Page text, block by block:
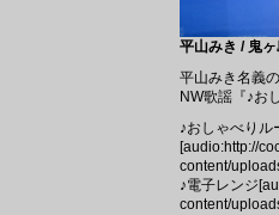
平山みき / 鬼
平山みき名義
NW歌謡『♪お
♪おしゃべりル
[audio:http://
content/
♪電子レンジ
content/